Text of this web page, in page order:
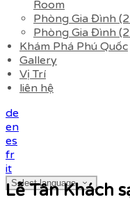
Room
Phòng Gia Đình
Phòng Gia Đình
Khám Phá Phú Quốc
Gallery
Vị Trí
liên hệ
de
en
es
fr
it
Select language
Lễ Tân Khách